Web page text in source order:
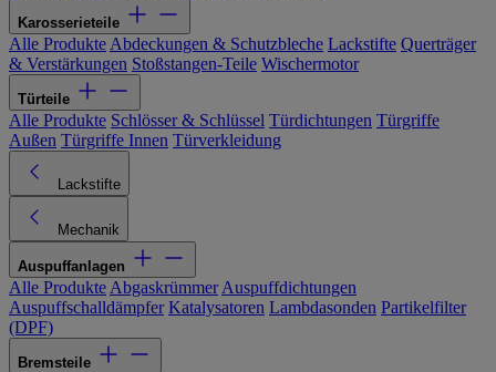
Karosserieteile
Alle Produkte Abdeckungen & Schutzbleche Lackstifte Querträger
& Verstärkungen Stoßstangen-Teile Wischermotor
Türteile
Alle Produkte Schlösser & Schlüssel Türdichtungen Türgriffe
Außen Türgriffe Innen Türverkleidung
Lackstifte
Mechanik
Auspuffanlagen
Alle Produkte Abgaskrümmer Auspuffdichtungen
Auspuffschalldämpfer Katalysatoren Lambdasonden Partikelfilter
(DPF)
Bremsteile